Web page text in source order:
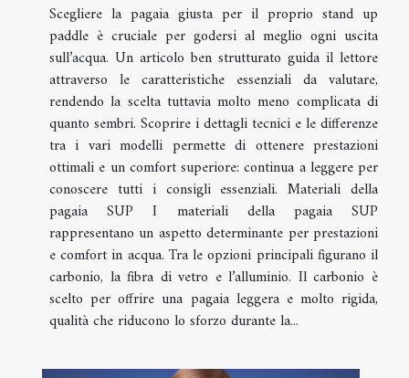
Scegliere la pagaia giusta per il proprio stand up
paddle è cruciale per godersi al meglio ogni uscita
sull’acqua. Un articolo ben strutturato guida il lettore
attraverso le caratteristiche essenziali da valutare,
rendendo la scelta tuttavia molto meno complicata di
quanto sembri. Scoprire i dettagli tecnici e le differenze
tra i vari modelli permette di ottenere prestazioni
ottimali e un comfort superiore: continua a leggere per
conoscere tutti i consigli essenziali. Materiali della
pagaia SUP I materiali della pagaia SUP
rappresentano un aspetto determinante per prestazioni
e comfort in acqua. Tra le opzioni principali figurano il
carbonio, la fibra di vetro e l’alluminio. Il carbonio è
scelto per offrire una pagaia leggera e molto rigida,
qualità che riducono lo sforzo durante la...